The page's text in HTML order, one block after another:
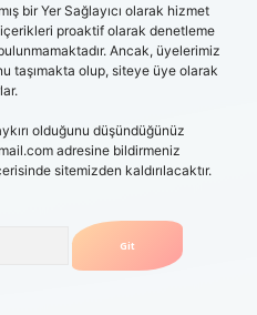
bir Yer Sağlayıcı olarak hizmet
proaktif olarak denetleme
Ancak, üyelerimiz
taşımakta olup, siteye üye olarak
olduğunu düşündüğünüz
adresine bildirmeniz
sitemizden kaldırılacaktır.